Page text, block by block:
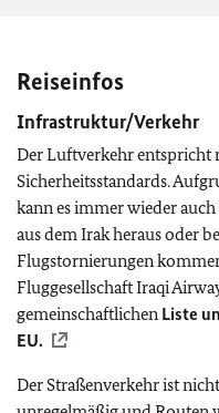
Reiseinfos
Infrastruktur/Verkehr
Der Luftverkehr entspricht
Sicherheitsstandards.
kann es immer wieder
aus dem Irak heraus oder
Flugstornierungen
Fluggesellschaft Iraqi
gemeinschaftlichen Liste
EU.
Der Straßenverkehr ist